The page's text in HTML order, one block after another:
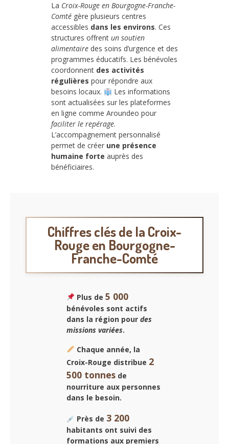
La Croix-Rouge en Bourgogne-Franche-
Comté gère plusieurs centres
accessibles dans les environs. Ces
structures offrent un soutien
alimentaire des soins d’urgence et des
programmes éducatifs. Les bénévoles
coordonnent des activités
régulières pour répondre aux
besoins locaux.
Les informations
sont actualisées sur les plateformes
en ligne comme Aroundeo pour
faciliter le repérage.
L’accompagnement personnalisé
permet de créer une présence
humaine forte auprès des
bénéficiaires.
Chiffres clés de la Croix-
Rouge en Bourgogne-
Franche-Comté
Plus de 5 000
bénévoles sont actifs
dans la région pour des
missions variées.
Chaque année, la
Croix-Rouge distribue 2
500 tonnes de
nourriture aux personnes
dans le besoin.
Près de 3 200
habitants ont suivi des
formations aux premiers